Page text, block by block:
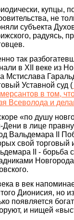
купцы,
не
субъекта
радуясь,
так
в XII веке из
Мстислава
Уставной суд (
в том,
Всеволода и
«по душу
в лице
Вальдемара II
свой торговый
II - борьба
в век
Дионисия, но
появляется
и нищей